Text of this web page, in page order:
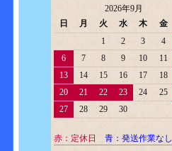
2026年9月
日
月 火 水 木 金
1
2 3 4
6
7 8 9 10 11
13
14 15 16 17 18
20
21 22 23 24 25
27
28 29 30
赤：定休日 青：発送作業なし